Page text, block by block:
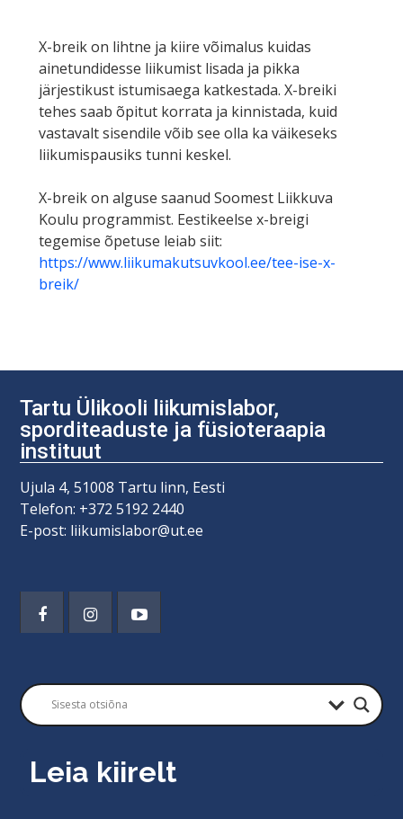
X-breik on lihtne ja kiire võimalus kuidas
ainetundidesse liikumist lisada ja pikka
järjestikust istumisaega katkestada. X-breiki
tehes saab õpitut korrata ja kinnistada, kuid
vastavalt sisendile võib see olla ka väikeseks
liikumispausiks tunni keskel.
X-breik on alguse saanud Soomest Liikkuva
Koulu programmist. Eestikeelse x-breigi
tegemise õpetuse leiab siit:
https://www.liikumakutsuvkool.ee/tee-ise-x-
breik/
Tartu Ülikooli liikumislabor,
sporditeaduste ja füsioteraapia
instituut
Ujula 4, 51008 Tartu linn, Eesti
Telefon: +372 5192 2440
E-post: liikumislabor@ut.ee
Leia kiirelt